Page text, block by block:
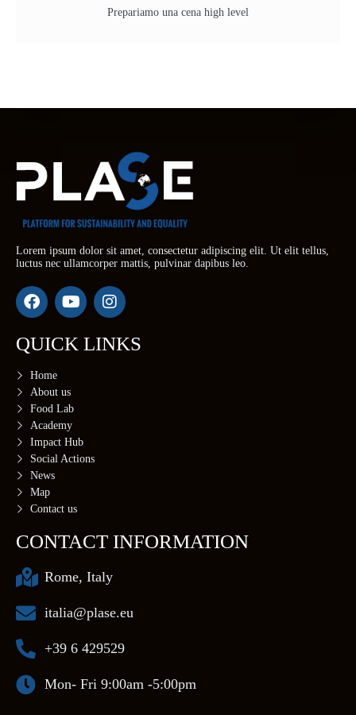
Prepariamo una cena high level
Lorem ipsum dolor sit amet, consectetur adipiscing elit. Ut elit tellus,
luctus nec ullamcorper mattis, pulvinar dapibus leo.
QUICK LINKS
Home
About us
Food Lab
Academy
Impact Hub
Social Actions
News
Map
Contact us
CONTACT INFORMATION
Rome, Italy
italia@plase.eu
+39 6 429529
Mon- Fri 9:00am -5:00pm